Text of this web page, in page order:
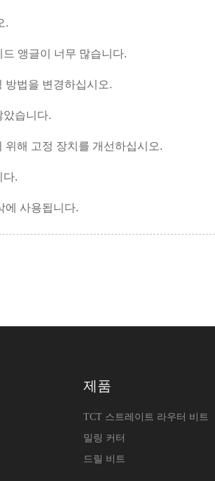
.
앵글이 너무 많습니다.
방법을 변경하십시오.
았습니다.
위해 고정 장치를 개선하십시오.
다.
에 사용됩니다.
제품
TCT 스트레이트 라우터 비트
밀링 커터
드릴 비트